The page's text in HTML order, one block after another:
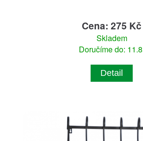
Cena: 275 Kč
Skladem
Doručíme do:
Detail